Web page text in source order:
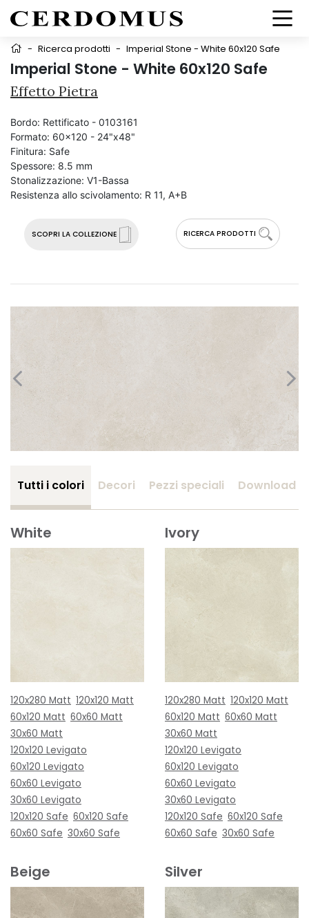
- Ricerca prodotti - Imperial Stone - White 60x120 Safe
Imperial Stone - White 60x120 Safe
Effetto Pietra
SCOPRI LA COLLEZIONE RICERCA PRODOTTI
Bordo: Rettificato - 0103161
Formato: 60x120 - 24"x48"
Finitura: Safe
Spessore: 8.5 mm
Stonalizzazione: V1-Bassa
Resistenza allo scivolamento: R 11, A+B
Tutti i colori Decori Pezzi speciali Download
White
120x280 Matt 120x120 Matt
60x120 Matt 60x60 Matt
30x60 Matt
120x120 Levigato
60x120 Levigato
60x60 Levigato
30x60 Levigato
120x120 Safe 60x120 Safe
60x60 Safe 30x60 Safe
Ivory
120x280 Matt 120x120 Matt
60x120 Matt 60x60 Matt
30x60 Matt
120x120 Levigato
60x120 Levigato
60x60 Levigato
30x60 Levigato
120x120 Safe 60x120 Safe
60x60 Safe 30x60 Safe
Beige Silver